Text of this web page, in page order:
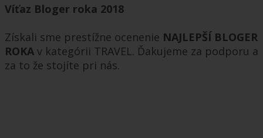
Víťaz Bloger roka 2018
Získali sme prestížne ocenenie NAJLEPŠÍ BLOGER
ROKA v kategórii TRAVEL. Ďakujeme za podporu a
za to že stojíte pri nás.